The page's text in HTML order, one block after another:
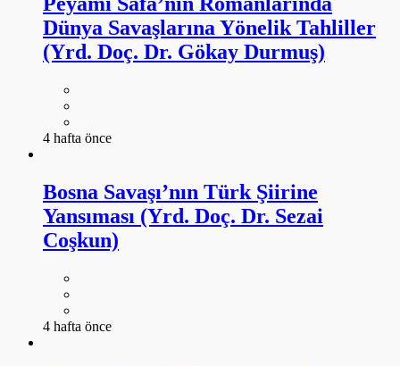
Dünya Savaşlarına Yönelik Tahliller
(Yrd. Doç. Dr. Gökay Durmuş)
4 hafta önce
Bosna Savaşı’nın Türk Şiirine
Yansıması (Yrd. Doç. Dr. Sezai
Coşkun)
4 hafta önce